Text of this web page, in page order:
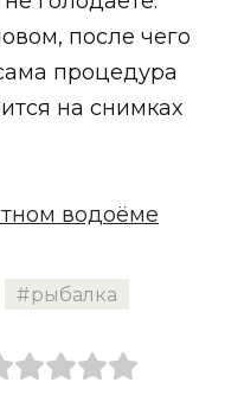
после чего
процедура
на снимках
рыбалка